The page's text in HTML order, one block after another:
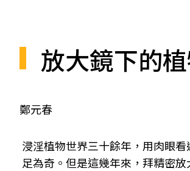
放大鏡下的
鄭元春
浸淫植物世界三十餘年，用肉眼
足為奇。但是這幾年來，拜精密